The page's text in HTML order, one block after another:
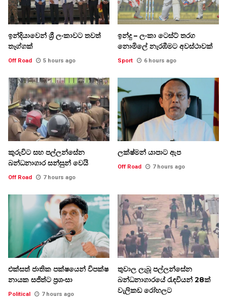
ඉන්දියාවෙන් ශ්‍රී ලංකාවට තවත්
තෑග්ගක්
Off Road 5 hours ago
ඉන්දු – ලංකා ටෙස්ට් තරග
නොමිලේ නැරඹීමට අවස්ථාවක්
Sport 6 hours ago
කුරුවිට සහ පල්ලන්සේන
බන්ධනාගාර සන්සුන් වෙයි
Off Road 7 hours ago
ලක්ෂ්මන් යාපාට ඇප
Off Road 7 hours ago
එක්සත් ජාතික පක්ෂයෙන් විපක්ෂ
නායක සජිත්ට ප්‍රශංසා
Political 7 hours ago
තුවාල ලැබූ පල්ලන්සේන
බන්ධනාගාරයේ රැඳවියන් 28ක්
වැලිකඩ රෝහලට